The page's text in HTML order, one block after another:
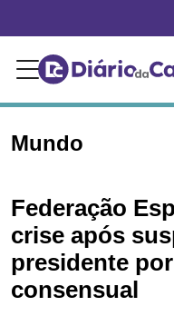
Mundo
Federação
crise após
presidente
consensual